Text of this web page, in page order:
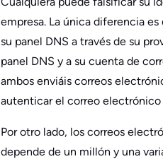
empresa. La única diferencia
su panel DNS a través de su
panel DNS y a su cuenta de
ambos enviáis correos
autenticar el correo
Por otro lado, los correos
depende de un millón y una